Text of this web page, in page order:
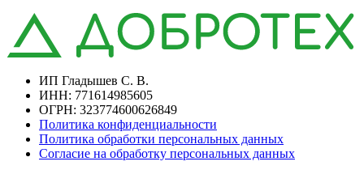
ИП Гладышев С. В.
ИНН: 771614985605
ОГРН: 323774600626849
Политика конфиденциальности
Политика обработки персональных данных
Согласие на обработку персональных данных